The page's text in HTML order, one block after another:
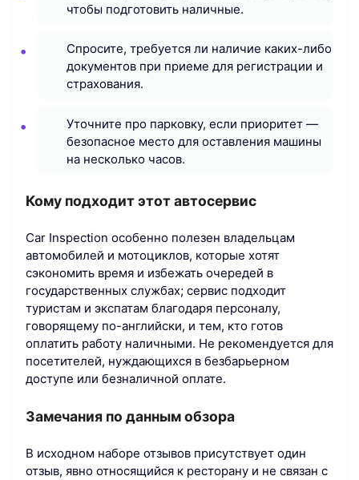
чтобы подготовить наличные.
Спросите, требуется ли наличие каких-либо
документов при приеме для регистрации и
страхования.
Уточните про парковку, если приоритет —
безопасное место для оставления машины
на несколько часов.
Кому подходит этот автосервис
Car Inspection особенно полезен владельцам
автомобилей и мотоциклов, которые хотят
сэкономить время и избежать очередей в
государственных службах; сервис подходит
туристам и экспатам благодаря персоналу,
говорящему по-английски, и тем, кто готов
оплатить работу наличными. Не рекомендуется для
посетителей, нуждающихся в безбарьерном
доступе или безналичной оплате.
Замечания по данным обзора
В исходном наборе отзывов присутствует один
отзыв, явно относящийся к ресторану и не связан с